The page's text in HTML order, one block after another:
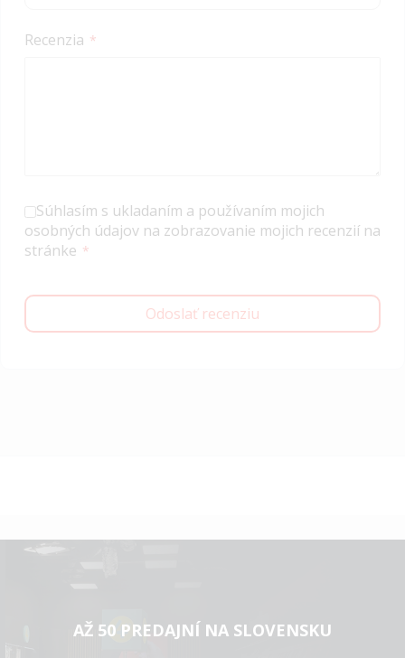
Recenzia
Súhlasím s ukladaním a používaním mojich
osobných údajov na zobrazovanie mojich recenzií na
stránke
Odoslať recenziu
AŽ 50 PREDAJNÍ NA SLOVENSKU